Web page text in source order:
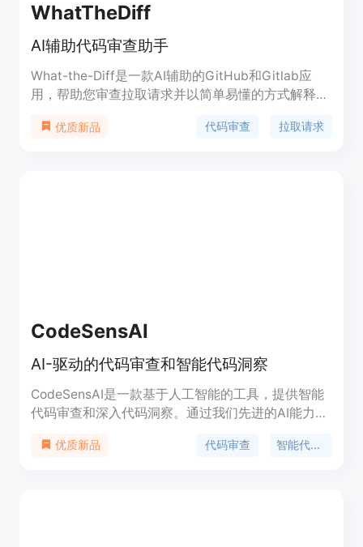
WhatTheDiff
AI辅助代码审查助手
What-the-Diff是一款AI辅助的GitHub和Gitlab应
用，帮助您审查拉取请求并以简单易懂的方式解释其
更快速地审查和合并拉取请求，甚至让您的非技术团
优质新品 代码审查 拉取请求
CodeSensAI
AI-驱动的代码审查和智能代码洞察
CodeSensAI是一款基于人工智能的工具，提供智能
代码审查和深入代码洞察。通过我们先进的AI能力，
优质新品 代码审查 智能代码洞察